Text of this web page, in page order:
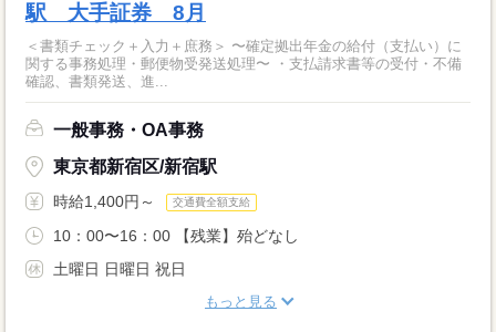
駅 大手証券 8月
＜書類チェック＋入力＋庶務＞ 〜確定拠出年金の給付（支払い）に
関する事務処理・郵便物受発送処理〜 ・支払請求書等の受付・不備
確認、書類発送、進...
一般事務・OA事務
東京都新宿区/新宿駅
時給1,400円～ 交通費全額支給
10：00〜16：00 【残業】殆どなし
土曜日 日曜日 祝日
もっと見る